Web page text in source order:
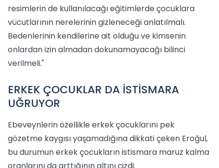
resimlerin de kullanılacağı eğitimlerde çocuklara
vücutlarının nerelerinin gizleneceği anlatılmalı.
Bedenlerinin kendilerine ait olduğu ve kimsenin
onlardan izin almadan dokunamayacağı bilinci
verilmeli."
ERKEK ÇOCUKLAR DA İSTİSMARA
UĞRUYOR
Ebeveynlerin özellikle erkek çocuklarını pek
gözetme kaygısı yaşamadığına dikkati çeken Eroğul,
bu durumun erkek çocukların istismara maruz kalma